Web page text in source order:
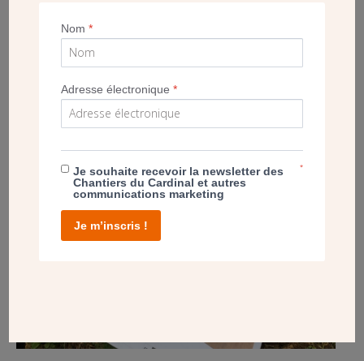
MEAUX (77) : FOUILLES ARCHÉOLOGIQUES
OBLIGATOIRES !
Nom*
Adresse électronique*
Je souhaite recevoir la newsletter des
Chantiers du Cardinal et autres
communications marketing
*
Je m’inscris !